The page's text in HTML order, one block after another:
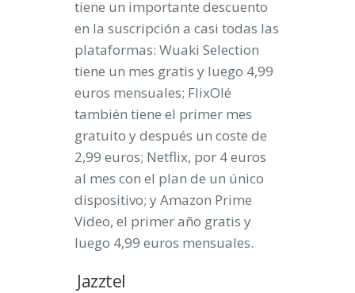
tiene un importante descuento
en la suscripción a casi todas las
plataformas: Wuaki Selection
tiene un mes gratis y luego 4,99
euros mensuales; FlixOlé
también tiene el primer mes
gratuito y después un coste de
2,99 euros; Netflix, por 4 euros
al mes con el plan de un único
dispositivo; y Amazon Prime
Video, el primer año gratis y
luego 4,99 euros mensuales.
Jazztel